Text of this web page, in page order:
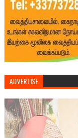
ADVERTISE